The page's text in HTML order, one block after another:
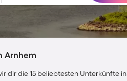
Arnhem
dir die 15 beliebtesten Unterkünfte in